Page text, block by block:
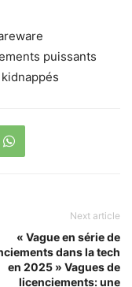
puissants
Next article
« Vague en série de
dans la tech
en 2025 » Vagues de
licenciements: une